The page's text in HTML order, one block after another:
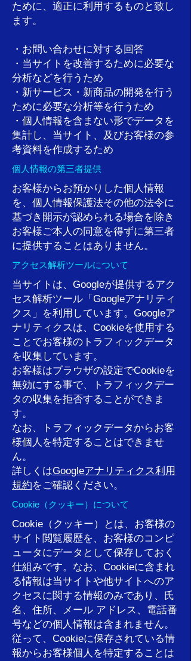
ために、適正に利用するものと致し
ます。
・お問い合わせに対する回答
・当サイトを改善するために必要な
分析などを行うため
・新サービス・新商品の開発を行う
ために必要な分析等を行うため
・個人情報を含まない形でデータを
集計し、当サイト、及びお客様の参
考資料を作成するため
個人情報の第三者提供
お客様からお預かりした個人情報
を、個人情報保護法その他の法令に
基づき開示が認められる場合を除き
お客様ご本人の同意を得ずに第三者
に提供することはありません。
​アクセス解析ツールについて
当サイトは、Googleが提供するアク
セス解析ツール「Googleアナリティ
クス」を利用しています。Googleア
ナリティクスは、Cookieを使用する
ことでお客様のトラフィックデータ
を収集しています。
お客様はブラウザの設定でCookieを
無効にする事で、トラフィックデー
タの収集を拒否することができま
す。
なお、トラフィックデータからお客
様個人を特定することはできませ
ん。
詳しくはGoogleアナリティクス利用
規約をご確認ください。
Cookie（クッキー）について
Cookie（クッキー）とは、お客様の
サイト閲覧履歴を、お客様のコンピ
ュータにデータとして保存しておく
仕組みです。なお、Cookieに含まれ
る情報は当サイトや他サイトへのア
クセスに関する情報のみであり、氏
名、住所、メール アドレス、電話番
号などの個人情報は含まれません。
従って、Cookieに保存されている情
報からお客様個人を特定することは